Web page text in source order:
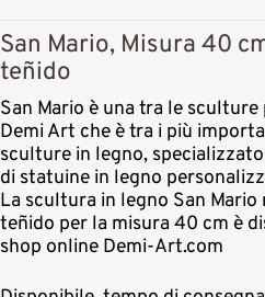
San Mario, Misura 40
teñido
San Mario è una tra le
Demi Art che è tra i più
sculture in legno,
di statuine in legno
La scultura in legno San
teñido per la misura 40 cm è
shop online Demi-Art.com